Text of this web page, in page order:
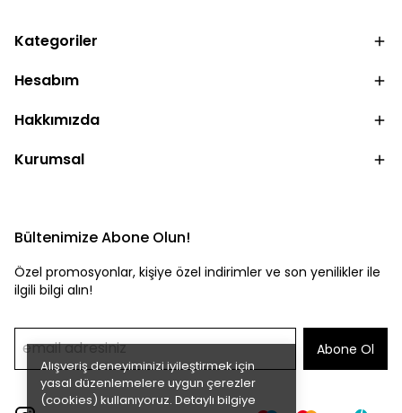
Alışveriş deneyiminizi iyileştirmek için
yasal düzenlemelere uygun çerezler
(cookies) kullanıyoruz. Detaylı bilgiye
Kategoriler
Hesabım
Hakkımızda
Kurumsal
Bültenimize Abone Olun!
Özel promosyonlar, kişiye özel indirimler ve son yenilikler ile
ilgili bilgi alın!
Abone Ol